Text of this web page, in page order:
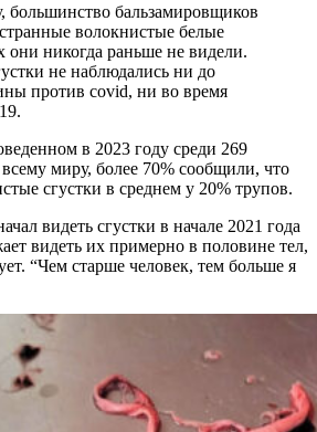
большинство бальзамировщиков
волокнистые белые
они никогда раньше не видели.
не наблюдались ни до
против covid, ни во время
в 2023 году среди 269
миру, более 70% сообщили, что
сгустки в среднем у 20% трупов.
видеть сгустки в начале 2021 года
видеть их примерно в половине тел,
“Чем старше человек, тем больше я